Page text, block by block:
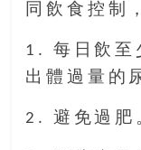
同飲食控制
1. 每日飲至
出體過量的
2. 避免過肥